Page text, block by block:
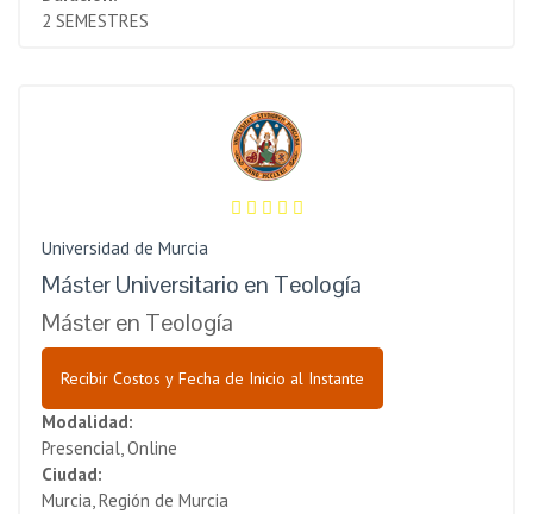
2 SEMESTRES
Universidad de Murcia
Máster Universitario en Teología
Máster en Teología
Recibir Costos y Fecha de Inicio al Instante
Modalidad:
Presencial, Online
Ciudad:
Murcia, Región de Murcia